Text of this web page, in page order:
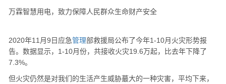
万霖智慧用电，致力保障人民群众生命财产安全
2020年11月9日应急管理部救援局公布了今年1-10月火灾形势报
告。数据显示，1-10月份，共接收火灾19.6万起，比去年下降了
7.3%。
但火灾仍然是对我们的生活产生威胁蕞大的一种灾害，平均下来，